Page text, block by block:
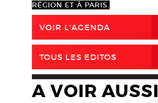
RÉGION ET À PARIS.
VOIR L'AGENDA
TOUS LES EDITOS
A VOIR AUSSI